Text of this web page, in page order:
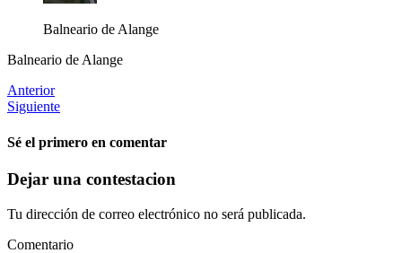
Balneario de Alange
Balneario de Alange
Anterior
Siguiente
Sé el primero en comentar
Dejar una contestacion
Tu dirección de correo electrónico no será publicada.
Comentario